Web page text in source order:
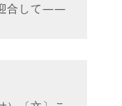
合して――